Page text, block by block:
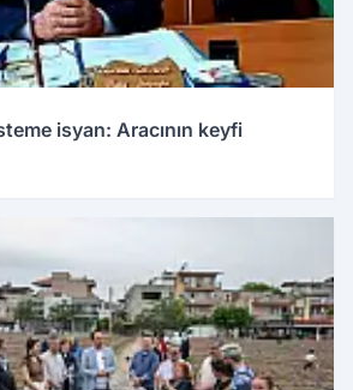
isyan: Aracının keyfi